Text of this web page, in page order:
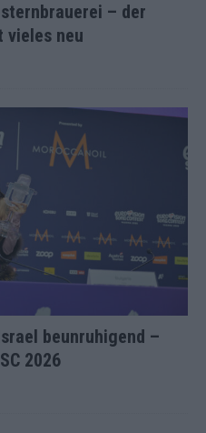
– der
vieles neu
beunruhigend –
2026